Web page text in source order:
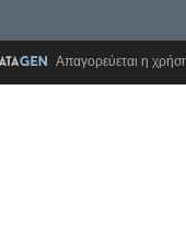
Απαγορεύεται η